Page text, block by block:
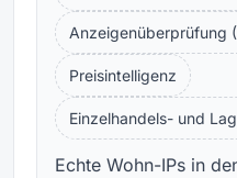
Anzeigenüberprüfung
Preisintelligenz
Einzelhandels- und
Echte Wohn-IPs in